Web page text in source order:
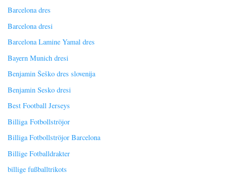
Barcelona dres
Barcelona dresi
Barcelona Lamine Yamal dres
Bayern Munich dresi
Benjamin Šeško dres slovenija
Benjamin Sesko dresi
Best Football Jerseys
Billiga Fotbollströjor
Billiga Fotbollströjor Barcelona
Billige Fotballdrakter
billige fußballtrikots